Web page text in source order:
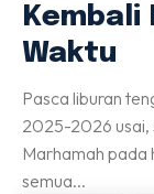
Kembali
Waktu
Pasca liburan
2025-2026 usai,
Marhamah pada
semua...